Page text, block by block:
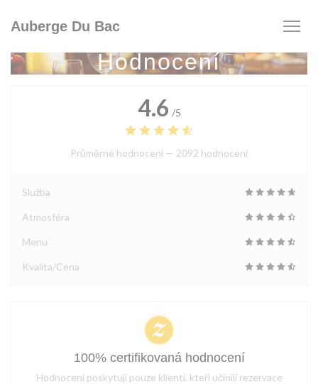
Auberge Du Bac
Hodnocení
4.6 /5
Průměrné hodnocení — 2092 hodnoceni
Služba
Atmosféra
Menu
Kvalita/Cena
100% certifikovaná hodnocení
Hodnocení poskytují pouze klienti, kteří učinili rezervace